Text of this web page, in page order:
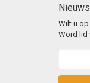
Wilt u
Word lid